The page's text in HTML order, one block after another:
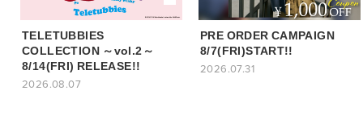
TELETUBBIES
COLLECTION ～vol.2～
8/14(FRI) RELEASE!!
2026.08.07
PRE ORDER CAMPAIGN
8/7(FRI)START!!
2026.07.31